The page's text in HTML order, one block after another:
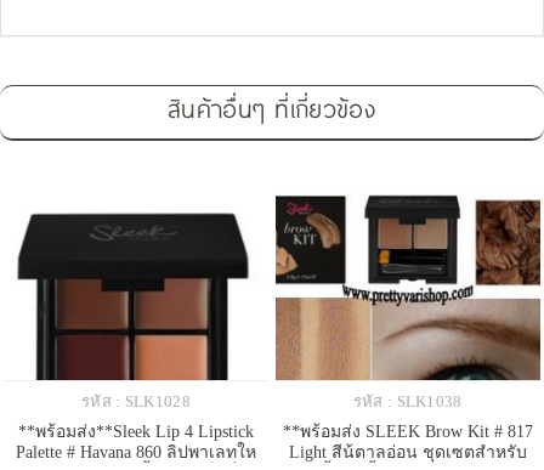
สินค้าอื่นๆ ที่เกี่ยวข้อง
รหัส : SLK1028
**พร้อมส่ง**Sleek Lip 4 Lipstick
Palette # Havana 860 ลิปพาเลทให
รหัส : SLK1038
**พร้อมส่ง SLEEK Brow Kit # 817
Light สีน้ตาลอ่อน ชุดเซตสำหรับ